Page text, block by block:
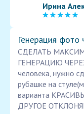
Ирина
Генерация фото
СДЕЛАТЬ
ГЕНЕРАЦИЮ
человека, нужно
рубашке на
варианта
ДРУГОЕ